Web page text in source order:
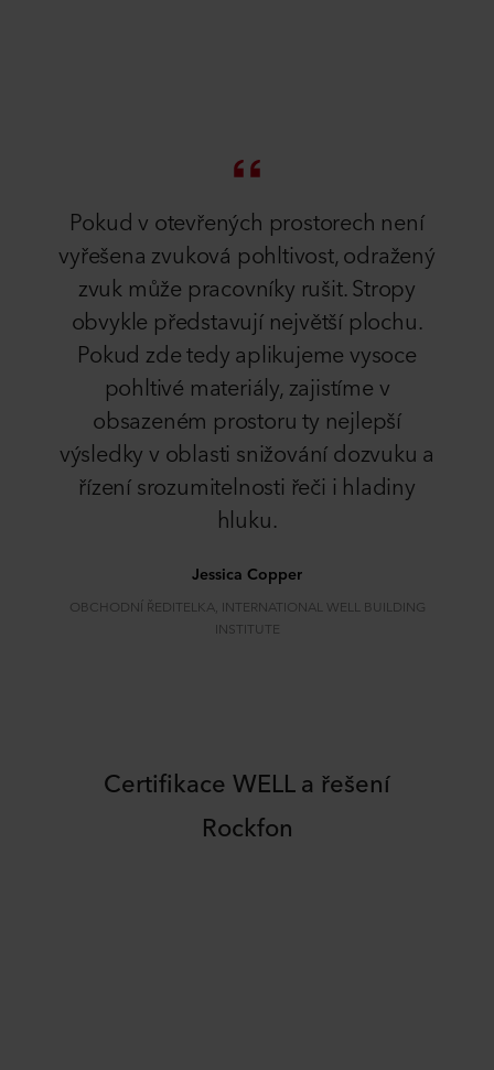
Pokud v otevřených prostorech není
vyřešena zvuková pohltivost, odražený
zvuk může pracovníky rušit. Stropy
obvykle představují největší plochu.
Pokud zde tedy aplikujeme vysoce
pohltivé materiály, zajistíme v
obsazeném prostoru ty nejlepší
výsledky v oblasti snižování dozvuku a
řízení srozumitelnosti řeči i hladiny
hluku.
Jessica Copper
OBCHODNÍ ŘEDITELKA, INTERNATIONAL WELL BUILDING
INSTITUTE
Certifikace WELL a řešení
Rockfon